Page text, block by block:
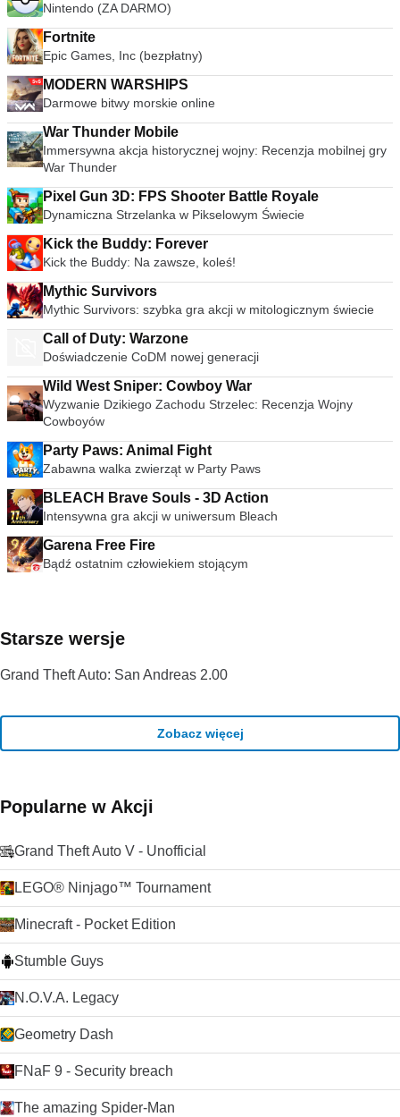
Nintendo (ZA DARMO)
Fortnite
Epic Games, Inc (bezpłatny)
MODERN WARSHIPS
Darmowe bitwy morskie online
War Thunder Mobile
Immersywna akcja historycznej wojny: Recenzja mobilnej gry
War Thunder
Pixel Gun 3D: FPS Shooter Battle Royale
Dynamiczna Strzelanka w Pikselowym Świecie
Kick the Buddy: Forever
Kick the Buddy: Na zawsze, koleś!
Mythic Survivors
Mythic Survivors: szybka gra akcji w mitologicznym świecie
Call of Duty: Warzone
Doświadczenie CoDM nowej generacji
Wild West Sniper: Cowboy War
Wyzwanie Dzikiego Zachodu Strzelec: Recenzja Wojny
Cowboyów
Party Paws: Animal Fight
Zabawna walka zwierząt w Party Paws
BLEACH Brave Souls - 3D Action
Intensywna gra akcji w uniwersum Bleach
Garena Free Fire
Bądź ostatnim człowiekiem stojącym
Starsze wersje
Grand Theft Auto: San Andreas 2.00
Zobacz więcej
Popularne w Akcji
Grand Theft Auto V - Unofficial
LEGO® Ninjago™ Tournament
Minecraft - Pocket Edition
Stumble Guys
N.O.V.A. Legacy
Geometry Dash
FNaF 9 - Security breach
The amazing Spider-Man